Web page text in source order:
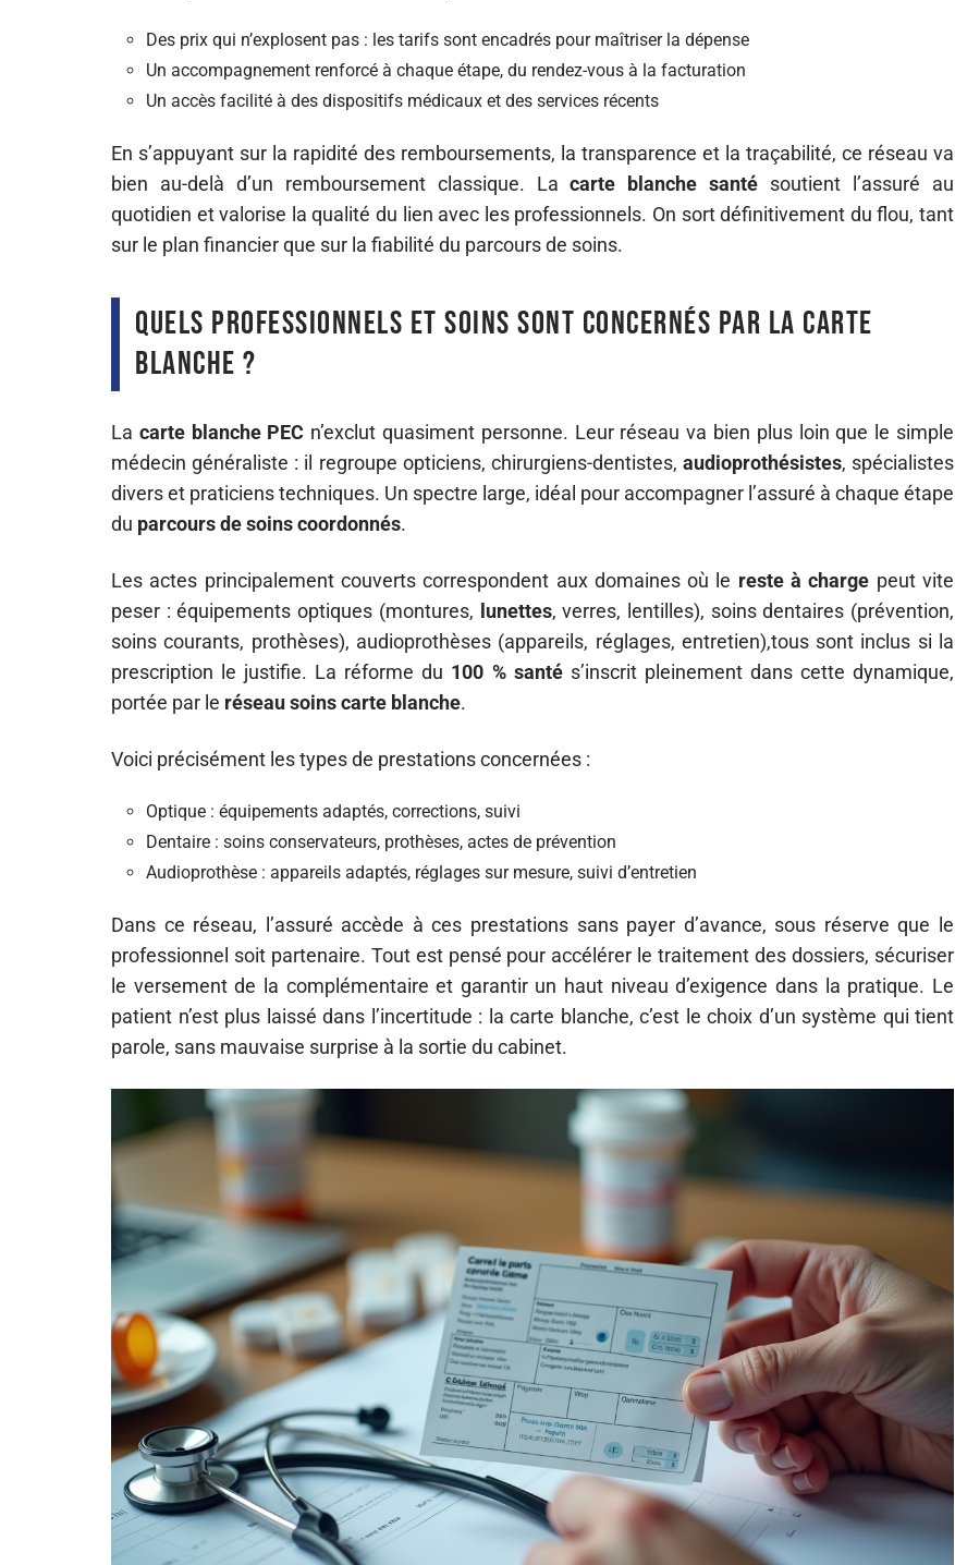
Des prix qui n’explosent pas : les tarifs sont encadrés pour maîtriser la dépense
Un accompagnement renforcé à chaque étape, du rendez-vous à la facturation
Un accès facilité à des dispositifs médicaux et des services récents
En s’appuyant sur la rapidité des remboursements, la transparence et la traçabilité, ce réseau va
bien au-delà d’un remboursement classique. Lacarte blanche santé soutient l’assuré au
quotidien et valorise la qualité du lien avec les professionnels. On sort définitivement du flou, tant
sur le plan financier que sur la fiabilité du parcours de soins.
Quels professionnels et soins sont concernés par la carte
blanche ?
La carte blanche PEC n’exclut quasiment personne. Leur réseau va bien plus loin que le simple
médecin généraliste : il regroupe opticiens, chirurgiens-dentistes, audioprothésistes, spécialistes
divers et praticiens techniques. Un spectre large, idéal pour accompagner l’assuré à chaque étape
du parcours de soins coordonnés.
Les actes principalement couverts correspondent aux domaines où le reste à charge peut vite
peser : équipements optiques (montures,
lunettes, verres, lentilles), soins dentaires (prévention,
soins courants, prothèses), audioprothèses (appareils, réglages, entretien),tous sont inclus si la
prescription le justifie. La réforme du 100 % santés’inscrit pleinement dans cette dynamique,
portée par le réseau soins carte blanche.
Voici précisément les types de prestations concernées :
Optique : équipements adaptés, corrections, suivi
Dentaire : soins conservateurs, prothèses, actes de prévention
Audioprothèse : appareils adaptés, réglages sur mesure, suivi d’entretien
Dans ce réseau, l’assuré accède à ces prestations sans payer d’avance, sous réserve que le
professionnel soit partenaire. Tout est pensé pour accélérer le traitement des dossiers, sécuriser
le versement de la complémentaire et garantir un haut niveau d’exigence dans la pratique. Le
patient n’est plus laissé dans l’incertitude : la carte blanche, c’est le choix d’un système qui tient
parole, sans mauvaise surprise à la sortie du cabinet.